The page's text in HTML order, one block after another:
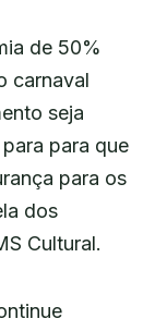
de 50%
carnaval
seja
para que
para os
dos
Cultural.